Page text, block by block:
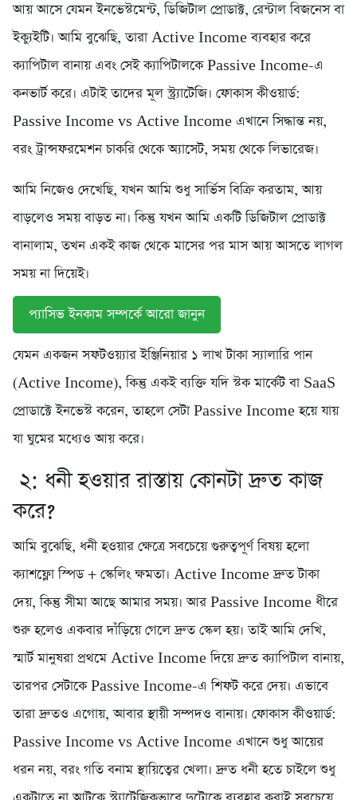
আয় আসে যেমন ইনভেস্টমেন্ট, ডিজিটাল প্রোডাক্ট, রেন্টাল বিজনেস বা
ইক্যুইটি। আমি বুঝেছি, তারা Active Income ব্যবহার করে
ক্যাপিটাল বানায় এবং সেই ক্যাপিটালকে Passive Income-এ
কনভার্ট করে। এটাই তাদের মূল স্ট্র্যাটেজি। ফোকাস কীওয়ার্ড:
Passive Income vs Active Income এখানে সিদ্ধান্ত নয়,
বরং ট্রান্সফরমেশন চাকরি থেকে অ্যাসেট, সময় থেকে লিভারেজ।
আমি নিজেও দেখেছি, যখন আমি শুধু সার্ভিস বিক্রি করতাম, আয়
বাড়লেও সময় বাড়ত না। কিন্তু যখন আমি একটি ডিজিটাল প্রোডাক্ট
বানালাম, তখন একই কাজ থেকে মাসের পর মাস আয় আসতে লাগল
সময় না দিয়েই।
প্যাসিভ ইনকাম সম্পর্কে আরো জানুন
যেমন একজন সফটওয়্যার ইঞ্জিনিয়ার ১ লাখ টাকা স্যালারি পান
(Active Income), কিন্তু একই ব্যক্তি যদি স্টক মার্কেট বা SaaS
প্রোডাক্টে ইনভেস্ট করেন, তাহলে সেটা Passive Income হয়ে যায়
যা ঘুমের মধ্যেও আয় করে।
২: ধনী হওয়ার রাস্তায় কোনটা দ্রুত কাজ
করে?
আমি বুঝেছি, ধনী হওয়ার ক্ষেত্রে সবচেয়ে গুরুত্বপূর্ণ বিষয় হলো
ক্যাশফ্লো স্পিড + স্কেলিং ক্ষমতা। Active Income দ্রুত টাকা
দেয়, কিন্তু সীমা আছে আমার সময়। আর Passive Income ধীরে
শুরু হলেও একবার দাঁড়িয়ে গেলে দ্রুত স্কেল হয়। তাই আমি দেখি,
স্মার্ট মানুষরা প্রথমে Active Income দিয়ে দ্রুত ক্যাপিটাল বানায়,
তারপর সেটাকে Passive Income-এ শিফট করে দেয়। এভাবে
তারা দ্রুতও এগোয়, আবার স্থায়ী সম্পদও বানায়। ফোকাস কীওয়ার্ড:
Passive Income vs Active Income এখানে শুধু আয়ের
ধরন নয়, বরং গতি বনাম স্থায়িত্বের খেলা। দ্রুত ধনী হতে চাইলে শুধু